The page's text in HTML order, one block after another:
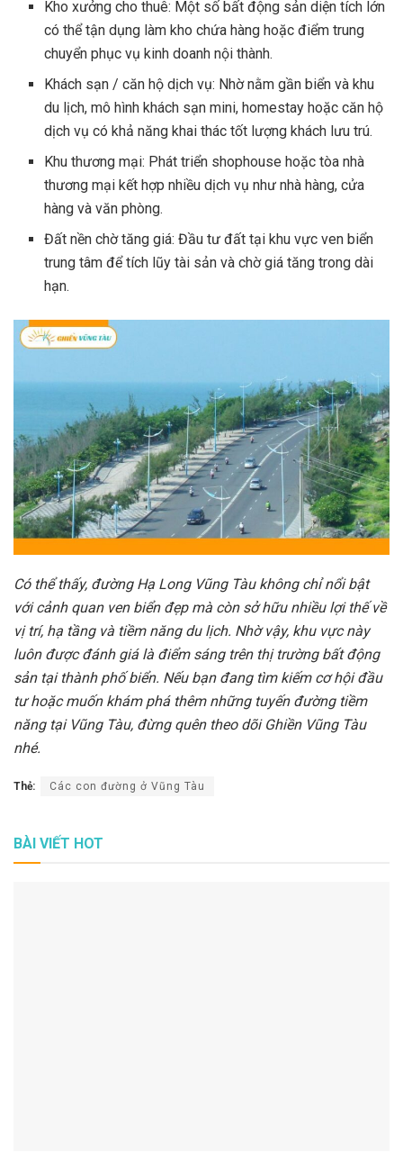
Kho xưởng cho thuê: Một số bất động sản diện tích lớn
có thể tận dụng làm kho chứa hàng hoặc điểm trung
chuyển phục vụ kinh doanh nội thành.
Khách sạn / căn hộ dịch vụ: Nhờ nằm gần biển và khu
du lịch, mô hình khách sạn mini, homestay hoặc căn hộ
dịch vụ có khả năng khai thác tốt lượng khách lưu trú.
Khu thương mại: Phát triển shophouse hoặc tòa nhà
thương mại kết hợp nhiều dịch vụ như nhà hàng, cửa
hàng và văn phòng.
Đất nền chờ tăng giá: Đầu tư đất tại khu vực ven biển
trung tâm để tích lũy tài sản và chờ giá tăng trong dài
hạn.
Có thể thấy, đường Hạ Long Vũng Tàu không chỉ nổi bật
với cảnh quan ven biển đẹp mà còn sở hữu nhiều lợi thế về
vị trí, hạ tầng và tiềm năng du lịch. Nhờ vậy, khu vực này
luôn được đánh giá là điểm sáng trên thị trường bất động
sản tại thành phố biển. Nếu bạn đang tìm kiếm cơ hội đầu
tư hoặc muốn khám phá thêm những tuyến đường tiềm
năng tại Vũng Tàu, đừng quên theo dõi Ghiền Vũng Tàu
nhé.
Thẻ: Các con đường ở Vũng Tàu
BÀI VIẾT HOT